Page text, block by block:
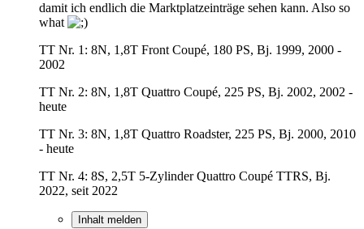
damit ich endlich die Marktplatzeinträge sehen kann. Also so
what
TT Nr. 1: 8N, 1,8T Front Coupé, 180 PS, Bj. 1999, 2000 -
2002
TT Nr. 2: 8N, 1,8T Quattro Coupé, 225 PS, Bj. 2002, 2002 -
heute
TT Nr. 3: 8N, 1,8T Quattro Roadster, 225 PS, Bj. 2000, 2010
- heute
TT Nr. 4: 8S, 2,5T 5-Zylinder Quattro Coupé TTRS, Bj.
2022, seit 2022
Inhalt melden